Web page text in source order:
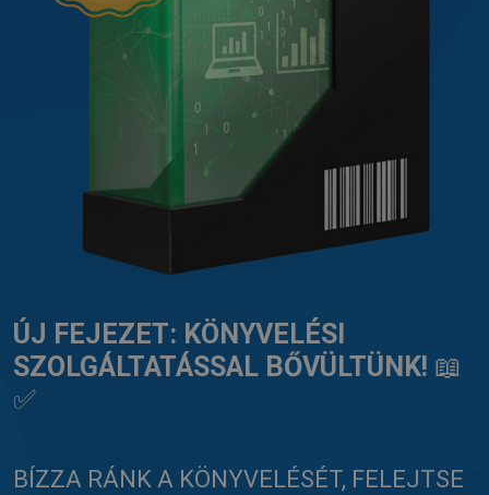
ÚJ FEJEZET: KÖNYVELÉSI
SZOLGÁLTATÁSSAL BŐVÜLTÜNK! 📖
✅
BÍZZA RÁNK A KÖNYVELÉSÉT, FELEJTSE